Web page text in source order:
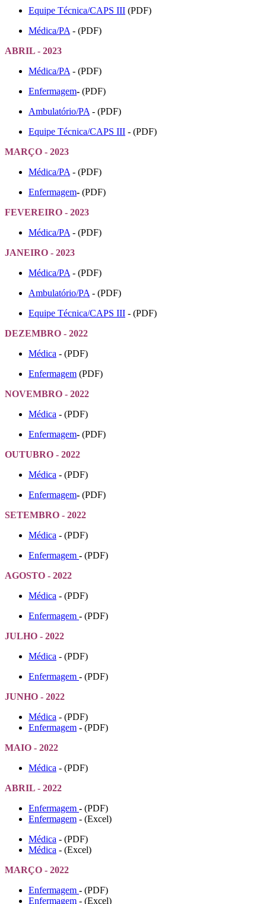
Equipe Técnica/CAPS III (PDF)
Médica/PA - (PDF)
ABRIL - 2023
Médica/PA - (PDF)
Enfermagem- (PDF)
Ambulatório/PA - (PDF)
Equipe Técnica/CAPS III - (PDF)
MARÇO - 2023
Médica/PA - (PDF)
Enfermagem- (PDF)
FEVEREIRO - 2023
Médica/PA - (PDF)
JANEIRO - 2023
Médica/PA - (PDF)
Ambulatório/PA - (PDF)
Equipe Técnica/CAPS III - (PDF)
DEZEMBRO - 2022
Médica - (PDF)
Enfermagem (PDF)
NOVEMBRO - 2022
Médica - (PDF)
Enfermagem- (PDF)
OUTUBRO - 2022
Médica - (PDF)
Enfermagem- (PDF)
SETEMBRO - 2022
Médica - (PDF)
Enfermagem - (PDF)
AGOSTO - 2022
Médica - (PDF)
Enfermagem - (PDF)
JULHO - 2022
Médica - (PDF)
Enfermagem - (PDF)
JUNHO - 2022
Médica - (PDF)
Enfermagem - (PDF)
MAIO - 2022
Médica - (PDF)
ABRIL - 2022
Enfermagem - (PDF)
Enfermagem - (Excel)
Médica - (PDF)
Médica - (Excel)
MARÇO - 2022
Enfermagem - (PDF)
Enfermagem - (Excel)